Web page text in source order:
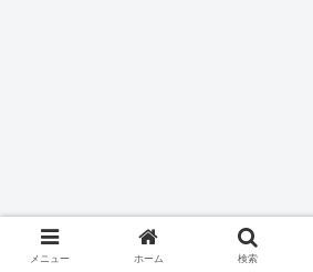
メニュー ホーム 検索